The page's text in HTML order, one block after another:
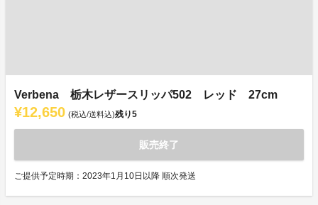
Verbena 栃木レザースリッパ502 レッド 27cm
¥12,650 (税込/送料込)残り5
販売終了
ご提供予定時期：2023年1月10日以降 順次発送